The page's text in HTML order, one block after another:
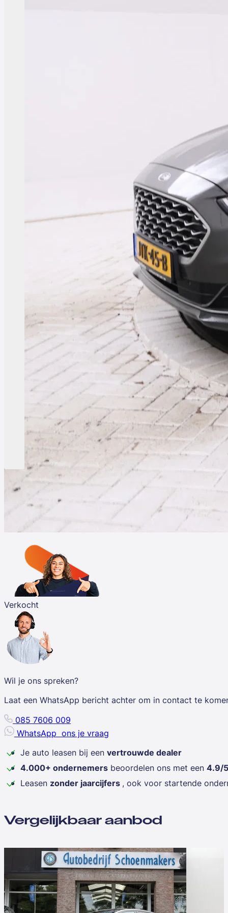
Verkocht
Wil je ons spreken?
Laat een WhatsApp bericht achter om in contact te
085 7606 009
WhatsApp ons je vraag
Je auto leasen bij een vertrouwde dealer
4.000+ ondernemers beoordelen ons met een 4.9/5
Leasen zonder jaarcijfers , ook voor startende
Vergelijkbaar aanbod